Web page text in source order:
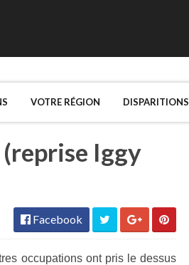
VOTRE RÉGION DISPARITIONS
Iggy
Facebook
occupations ont pris le dessus